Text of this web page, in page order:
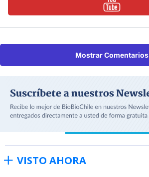
Mostrar Comentarios
VISTO AHORA